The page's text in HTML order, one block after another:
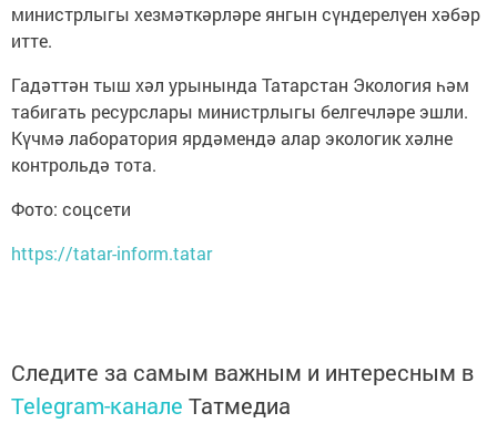
министрлыгы хезмәткәрләре янгын сүндерелүен хәбәр
итте.
Гадәттән тыш хәл урынында Татарстан Экология һәм
табигать ресурслары министрлыгы белгечләре эшли.
Күчмә лаборатория ярдәмендә алар экологик хәлне
контрольдә тота.
Фото: соцсети
https://tatar-inform.tatar
Следите за самым важным и интересным в
Telegram-канале Татмедиа